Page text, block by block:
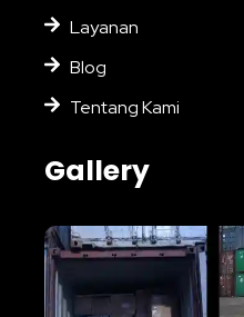
Layanan
Blog
Tentang Kami
Gallery